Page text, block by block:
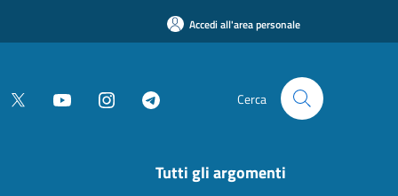
Accedi all'area personale
Cerca
Tutti gli argomenti